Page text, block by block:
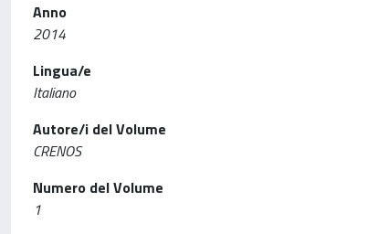
Anno
2014
Lingua/e
Italiano
Autore/i del Volume
CRENOS
Numero del Volume
1